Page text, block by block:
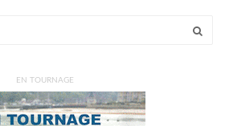
EN TOURNAGE